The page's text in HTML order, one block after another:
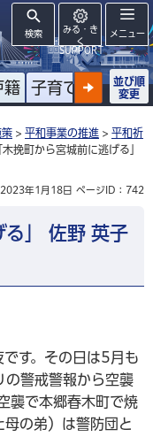
検索
みる・き
く
SUPPORT
メニュー
籍 子育て 高齢者
並び順
変更
策 > 平和事業の推進 > 平和祈
木挽町から宮城前に逃げる」
年1月18日 ページID：742
る」 佐野 英子
す。その日は5月も
の警戒警報から空襲
襲で本郷春木町で焼
の弟）は警防団と